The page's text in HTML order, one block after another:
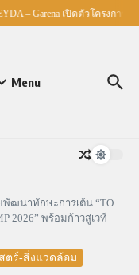
– Garena เปิดตัวโครงการ
Menu
พัฒนาทักษะการเต้น “TO
2026” พร้อมก้าวสู่เวที
ตร์-สิ่งแวดล้อม